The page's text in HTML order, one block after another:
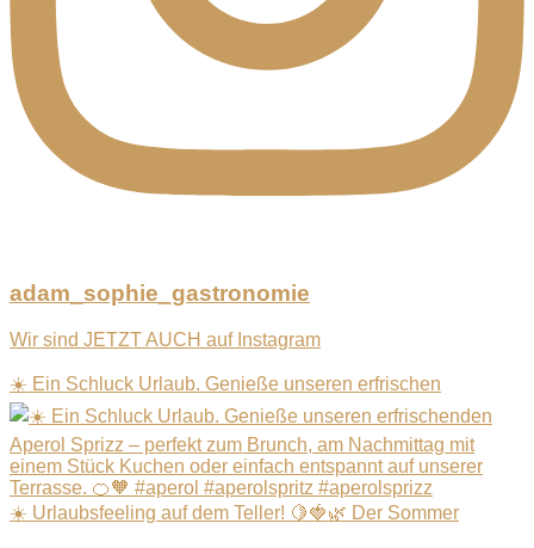
adam_sophie_gastronomie
Wir sind JETZT AUCH auf Instagram
☀️ Ein Schluck Urlaub. Genieße unseren erfrischen
☀️ Urlaubsfeeling auf dem Teller! 🍋🍓🌿 Der Sommer